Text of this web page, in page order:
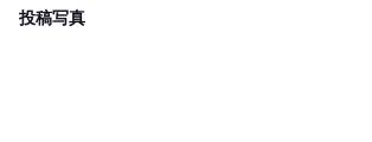
投稿写真